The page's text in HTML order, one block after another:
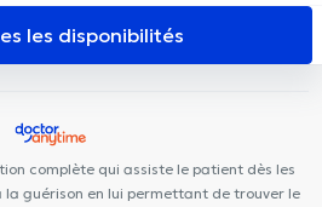
Rehab (MoRe)
Centre
Clinique Keller Aesthetics Clinic
les disponibilités
complète qui assiste le patient dès les
la guérison en lui permettant de trouver le